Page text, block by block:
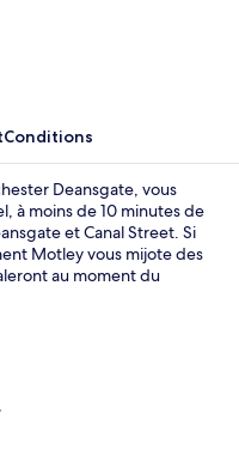
Conditions
Deansgate, vous
à moins de 10 minutes de
et Canal Street. Si
Motley vous mijote des
au moment du
fine. Le personnel
un franc succès auprès
situe à une très courte
Arrêt de métro léger St
de tram Exchange Square,